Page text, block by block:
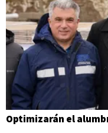
Optimizarán el